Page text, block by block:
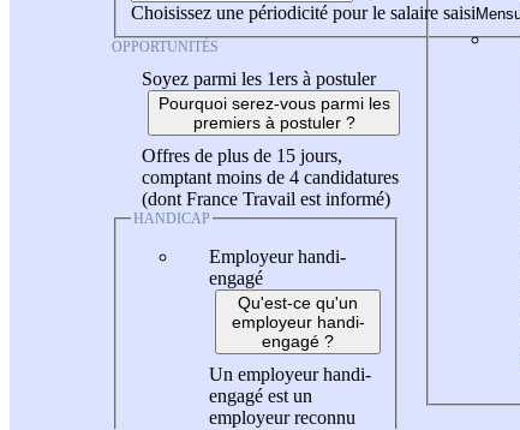
Choisissez une périodicité pour le salaire saisi
OPPORTUNITÉS
Soyez parmi les 1ers à postuler
Pourquoi serez-vous parmi les
premiers à postuler ?
Offres de plus de 15 jours,
comptant moins de 4 candidatures
(dont France Travail est informé)
HANDICAP
Employeur handi-
engagé
Qu'est-ce qu'un
employeur handi-
engagé ?
Un employeur handi-
engagé est un
employeur reconnu